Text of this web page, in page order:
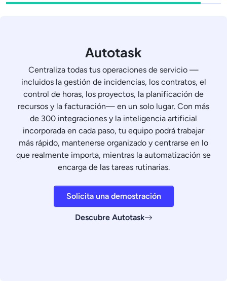
Autotask
Centraliza todas tus operaciones de servicio —
incluidos la gestión de incidencias, los contratos, el
control de horas, los proyectos, la planificación de
recursos y la facturación— en un solo lugar. Con más
de 300 integraciones y la inteligencia artificial
incorporada en cada paso, tu equipo podrá trabajar
más rápido, mantenerse organizado y centrarse en lo
que realmente importa, mientras la automatización se
encarga de las tareas rutinarias.
Solicita una demostración
Descubre Autotask